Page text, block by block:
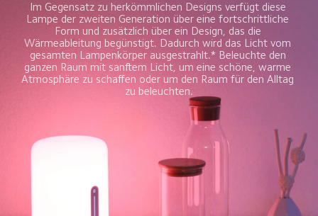
Im Gegensatz zu herkömmlichen Designs verfügt diese
Lampe der zweiten Generation über eine fortschrittliche
Form und zusätzlich über ein Design, das die
Wärmeableitung begünstigt. Dadurch wird das Licht vom
gesamten Lampenkörper ausgestrahlt.* Beleuchte den
ganzen Raum mit sanftem Licht, um eine schöne, warme
Atmosphäre zu schaffen oder um den Raum für den Alltag
zu beleuchten.